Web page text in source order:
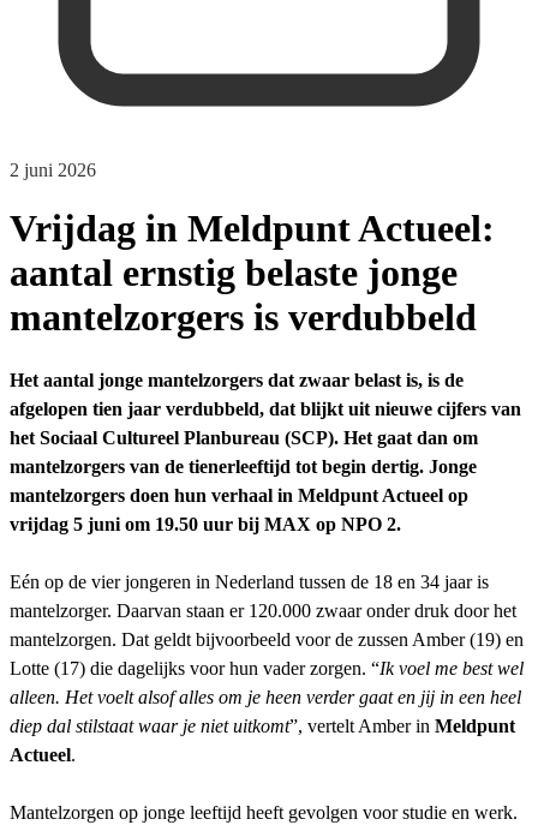
2 juni 2026
Vrijdag in Meldpunt Actueel:
aantal ernstig belaste jonge
mantelzorgers is verdubbeld
Het aantal jonge mantelzorgers dat zwaar belast is, is de
afgelopen tien jaar verdubbeld, dat blijkt uit nieuwe cijfers van
het Sociaal Cultureel Planbureau (SCP). Het gaat dan om
mantelzorgers van de tienerleeftijd tot begin dertig. Jonge
mantelzorgers doen hun verhaal in Meldpunt Actueel op
vrijdag 5 juni om 19.50 uur bij MAX op NPO 2.
Eén op de vier jongeren in Nederland tussen de 18 en 34 jaar is
mantelzorger. Daarvan staan er 120.000 zwaar onder druk door het
mantelzorgen. Dat geldt bijvoorbeeld voor de zussen Amber (19) en
Lotte (17) die dagelijks voor hun vader zorgen. “Ik voel me best wel
alleen. Het voelt alsof alles om je heen verder gaat en jij in een heel
diep dal stilstaat waar je niet uitkomt”, vertelt Amber in Meldpunt
Actueel.
Mantelzorgen op jonge leeftijd heeft gevolgen voor studie en werk.